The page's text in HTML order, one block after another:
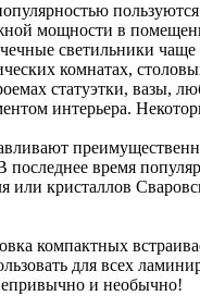
мощности в
светильники
комнатах,
статуэтки, вазы,
интерьера.
последнее время
или кристаллов
компактных
для всех
и необычно!